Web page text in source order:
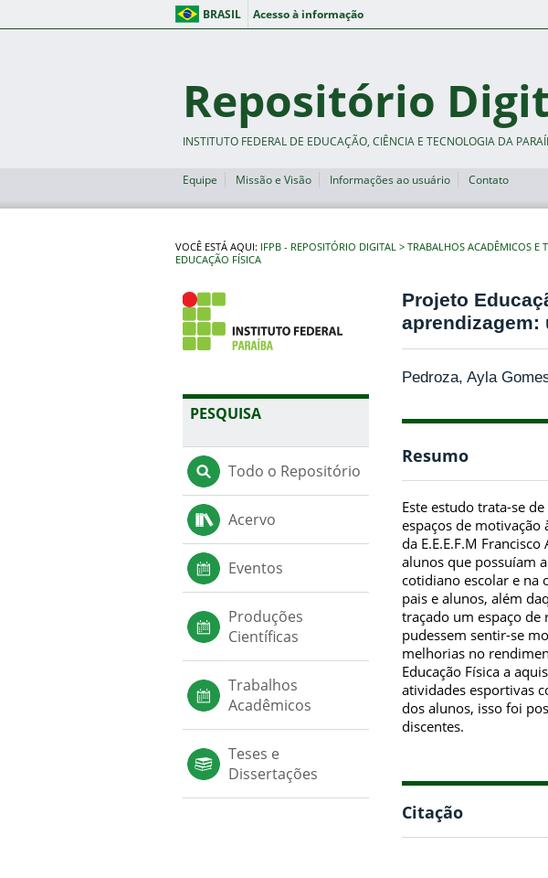
BRASIL Acesso à informação
Repositório
INSTITUTO FEDERAL DE EDUCAÇÃO, CIÊNCIA E TECNOLOGIA DA
Equipe Missão e Visão Informações ao usuário
Contato
VOCÊ ESTÁ AQUI: IFPB - REPOSITÓRIO DIGITAL TRABALHOS ACADÊMICOS E
EDUCAÇÃO FÍSICA
PESQUISA
Todo o Repositório
Acervo
Eventos
Produções
Científicas
Trabalhos
Acadêmicos
Teses e
Dissertações
Projeto
aprendizagem:
Pedroza, Ayla
Resumo
Este estudo trata-se
espaços de motivação
da E.E.E.F.M
alunos que possuíam
cotidiano escolar e na
pais e alunos, além
traçado um espaço de
pudessem sentir-se
melhorias no
Educação Física a
atividades esportivas
dos alunos, isso foi
discentes.
Citação